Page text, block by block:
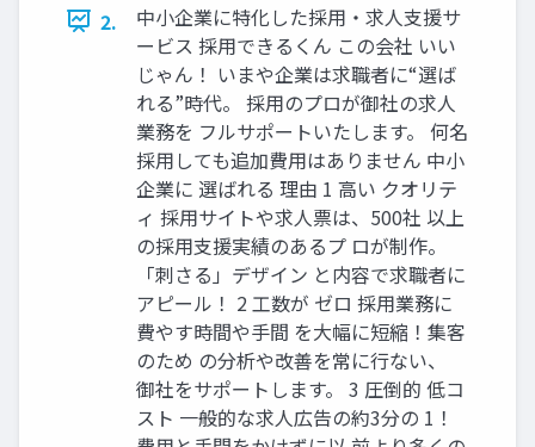
2.
中小企業に特化した採用・求人支援サ
ービス 採用できるくん この会社 いい
じゃん！ いまや企業は求職者に“選ば
れる”時代。 採用のプロが御社の求人
業務を フルサポートいたします。 何名
採用しても追加費用はありません 中小
企業に 選ばれる 理由 1 高い クオリテ
ィ 採用サイトや求人票は、500社 以上
の採用支援実績のあるプ ロが制作。
「刺さる」デザイン と内容で求職者に
アピール！ 2 工数が ゼロ 採用業務に
費やす時間や手間 を大幅に短縮！集客
のため の分析や改善を常に行ない、
御社をサポートします。 3 圧倒的 低コ
スト 一般的な求人広告の約3分の 1！